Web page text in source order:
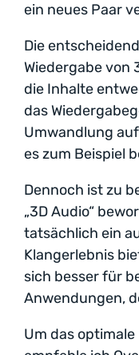
ein neues Paar
Die
Wiedergabe von
die Inhalte
das
Umwandlung
es zum Beispiel
Dennoch ist zu
„3D Audio“
tatsächlich ein
Klangerlebnis
sich besser für
Anwendungen,
Um das